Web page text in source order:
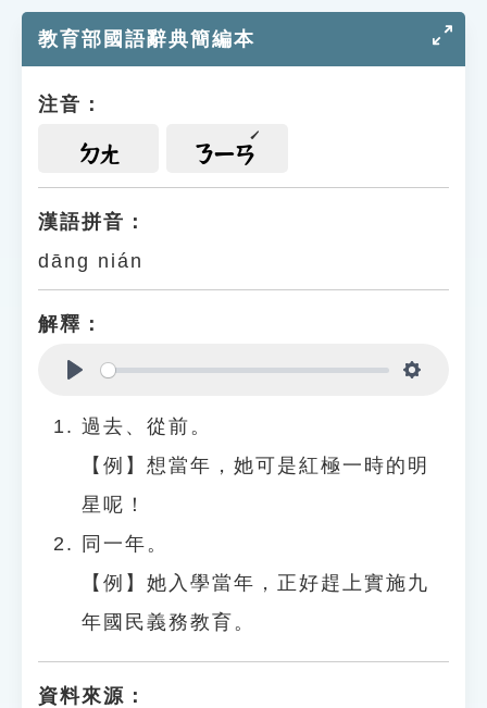
單字索引
遊戲專區
貓頭鷹博士
教育部國語辭典簡編本
注音：
ㄉㄤ ㄋㄧㄢ
漢語拼音：
dāng nián
解釋：
過去、從前。
【例】想當年，她可是紅極一時的明
星呢！
同一年。
【例】她入學當年，正好趕上實施九
年國民義務教育。
資料來源：